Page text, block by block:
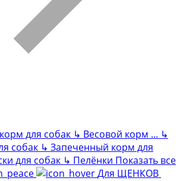
для собак ↳ Весовой корм ... ↳
собак ↳ Запеченный корм для
для собак ↳ Пелёнки Показать все
Для ЩЕНКОВ